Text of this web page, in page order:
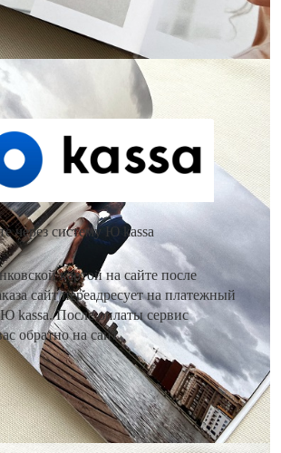
Как оплатить заказ?
через систему Ю kassa
картой на сайте после
сайт переадресует на платежный
kassa. После оплаты сервис
обратно на сайт.